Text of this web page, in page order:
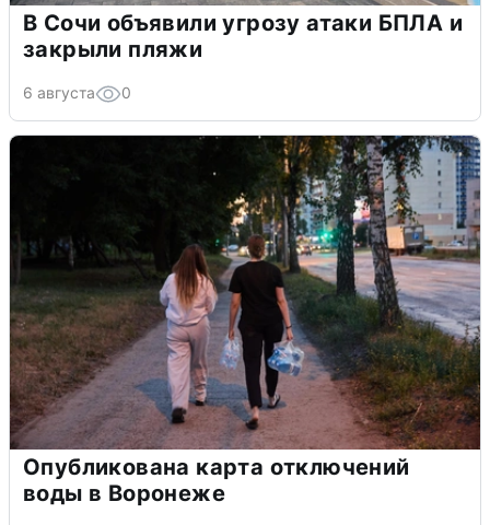
В Сочи объявили угрозу атаки БПЛА и
закрыли пляжи
6 августа 0
Опубликована карта отключений
воды в Воронеже